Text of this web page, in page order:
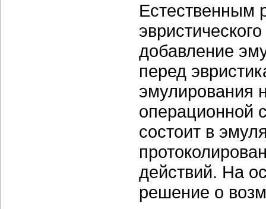
Естественным
добавление
перед
эмулирования
операционной
состоит в
действий. На
решение о